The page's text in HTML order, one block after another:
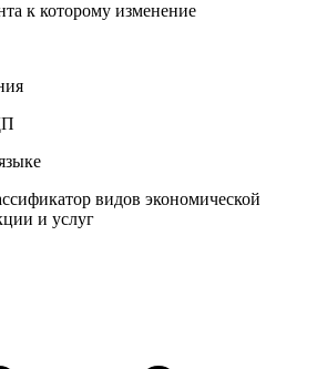
к которому изменение
видов экономической
и услуг